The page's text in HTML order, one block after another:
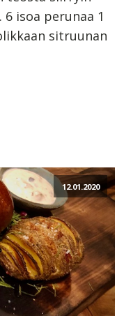
isoa perunaa 1
sitruunan
12.01.2020